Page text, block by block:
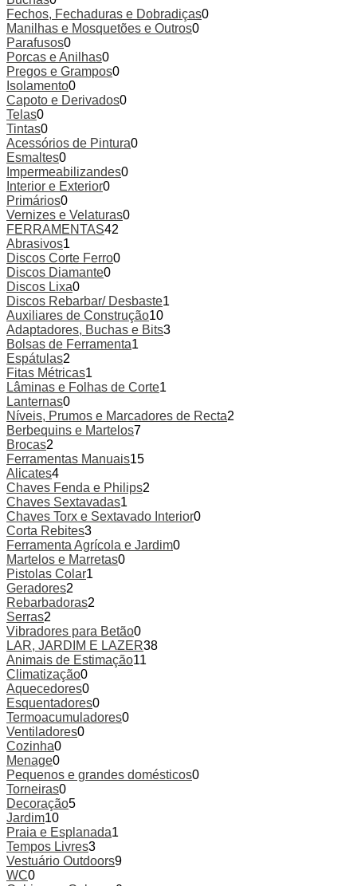
Fechos, Fechaduras e Dobradiças0
Manilhas e Mosquetões e Outros0
Parafusos0
Porcas e Anilhas0
Pregos e Grampos0
Isolamento0
Capoto e Derivados0
Telas0
Tintas0
Acessórios de Pintura0
Esmaltes0
Impermeabilizandes0
Interior e Exterior0
Primários0
Vernizes e Velaturas0
FERRAMENTAS42
Abrasivos1
Discos Corte Ferro0
Discos Diamante0
Discos Lixa0
Discos Rebarbar/ Desbaste1
Auxiliares de Construção10
Adaptadores, Buchas e Bits3
Bolsas de Ferramenta1
Espátulas2
Fitas Métricas1
Lâminas e Folhas de Corte1
Lanternas0
Níveis, Prumos e Marcadores de Recta2
Berbequins e Martelos7
Brocas2
Ferramentas Manuais15
Alicates4
Chaves Fenda e Philips2
Chaves Sextavadas1
Chaves Torx e Sextavado Interior0
Corta Rebites3
Ferramenta Agrícola e Jardim0
Martelos e Marretas0
Pistolas Colar1
Geradores2
Rebarbadoras2
Serras2
Vibradores para Betão0
LAR, JARDIM E LAZER38
Animais de Estimação11
Climatização0
Aquecedores0
Esquentadores0
Termoacumuladores0
Ventiladores0
Cozinha0
Menage0
Pequenos e grandes domésticos0
Torneiras0
Decoração5
Jardim10
Praia e Esplanada1
Tempos Livres3
Vestuário Outdoors9
WC0